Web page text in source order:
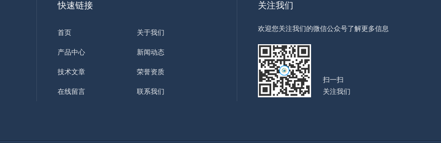
快速链接
首页 关于我们
产品中心 新闻动态
技术文章 荣誉资质
在线留言 联系我们
关注我们
欢迎您关注我们的微信公众号了解更多信息
扫一扫
关注我们